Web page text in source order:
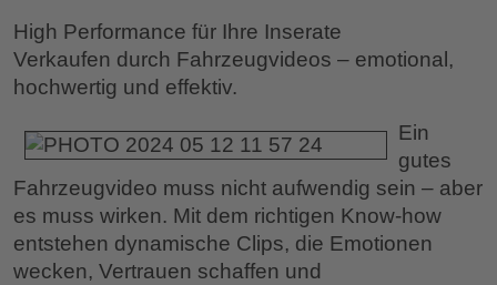
High Performance für Ihre Inserate
Verkaufen durch Fahrzeugvideos – emotional,
hochwertig und effektiv.
Ein
gutes
Fahrzeugvideo muss nicht aufwendig sein – aber
es muss wirken. Mit dem richtigen Know-how
entstehen dynamische Clips, die Emotionen
wecken, Vertrauen schaffen und